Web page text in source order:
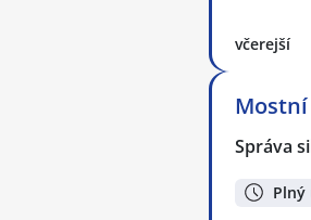
včerejší
Správa
Plný